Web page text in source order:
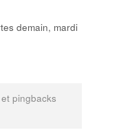
demain, mardi
et pingbacks